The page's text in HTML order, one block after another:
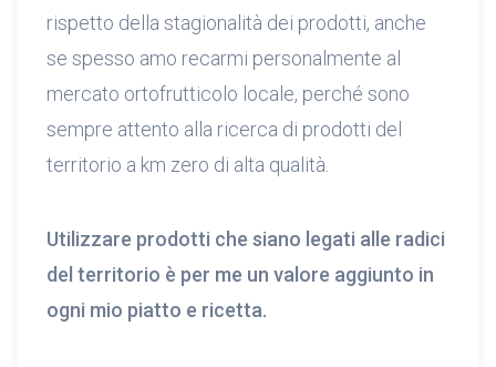
rispetto della stagionalità dei prodotti, anche
se spesso amo recarmi personalmente al
mercato ortofrutticolo locale, perché sono
sempre attento alla ricerca di prodotti del
territorio a km zero di alta qualità.
Utilizzare prodotti che siano legati alle radici
del territorio è per me un valore aggiunto in
ogni mio piatto e ricetta.